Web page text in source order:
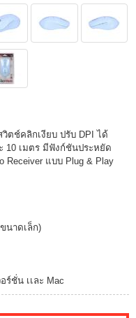
วิตช์คลิกเงียบ ปรับ DPI ได้
10 เมตร มีฟังก์ชันประหยัด
แบบ Plug & Play
นาดเล็ก)
ร์ชั่น เเละ Mac